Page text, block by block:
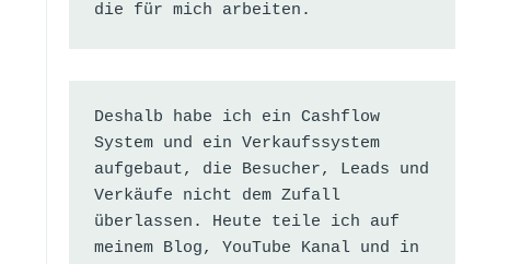
die für mich arbeiten.
Deshalb habe ich ein Cashflow
System und ein Verkaufssystem
aufgebaut, die Besucher, Leads und
Verkäufe nicht dem Zufall
überlassen. Heute teile ich auf
meinem Blog, YouTube Kanal und in